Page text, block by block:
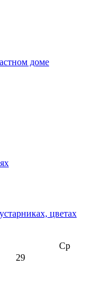
доме
цветах
Ср
29